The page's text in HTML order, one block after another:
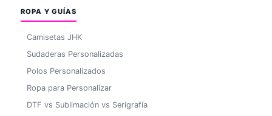
ROPA Y GUÍAS
Camisetas JHK
Sudaderas Personalizadas
Polos Personalizados
Ropa para Personalizar
DTF vs Sublimación vs Serigrafía